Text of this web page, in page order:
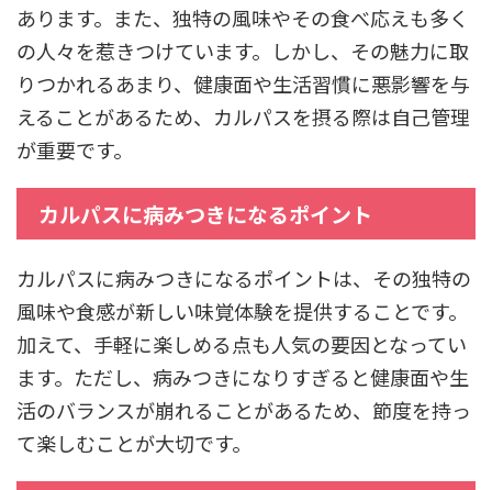
あります。また、独特の風味やその食べ応えも多く
の人々を惹きつけています。しかし、その魅力に取
りつかれるあまり、健康面や生活習慣に悪影響を与
えることがあるため、カルパスを摂る際は自己管理
が重要です。
カルパスに病みつきになるポイント
カルパスに病みつきになるポイントは、その独特の
風味や食感が新しい味覚体験を提供することです。
加えて、手軽に楽しめる点も人気の要因となってい
ます。ただし、病みつきになりすぎると健康面や生
活のバランスが崩れることがあるため、節度を持っ
て楽しむことが大切です。